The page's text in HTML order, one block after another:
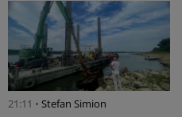
21:11 • Stefan Simion